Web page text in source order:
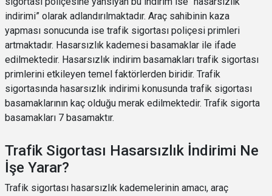
indirimi” olarak adlandırılmaktadır. Araç sahibinin kaza
yapması sonucunda ise trafik sigortası poliçesi primleri
artmaktadır. Hasarsızlık kademesi basamaklar ile ifade
edilmektedir. Hasarsızlık indirim basamakları trafik sigortası
primlerini etkileyen temel faktörlerden biridir. Trafik
sigortasında hasarsızlık indirimi konusunda trafik sigortası
basamaklarının kaç olduğu merak edilmektedir. Trafik sigorta
basamakları 7 basamaktır.
Trafik Sigortası Hasarsızlık İndirimi Ne
İşe Yarar?
Trafik sigortası hasarsızlık kademelerinin amacı, araç